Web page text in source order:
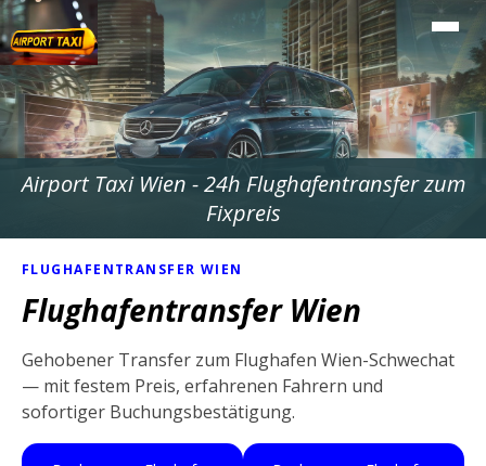
Airport Taxi Wien - 24h Flughafentransfer zum
Fixpreis
FLUGHAFENTRANSFER WIEN
Flughafentransfer Wien
Gehobener Transfer zum Flughafen Wien-Schwechat
— mit festem Preis, erfahrenen Fahrern und
sofortiger Buchungsbestätigung.